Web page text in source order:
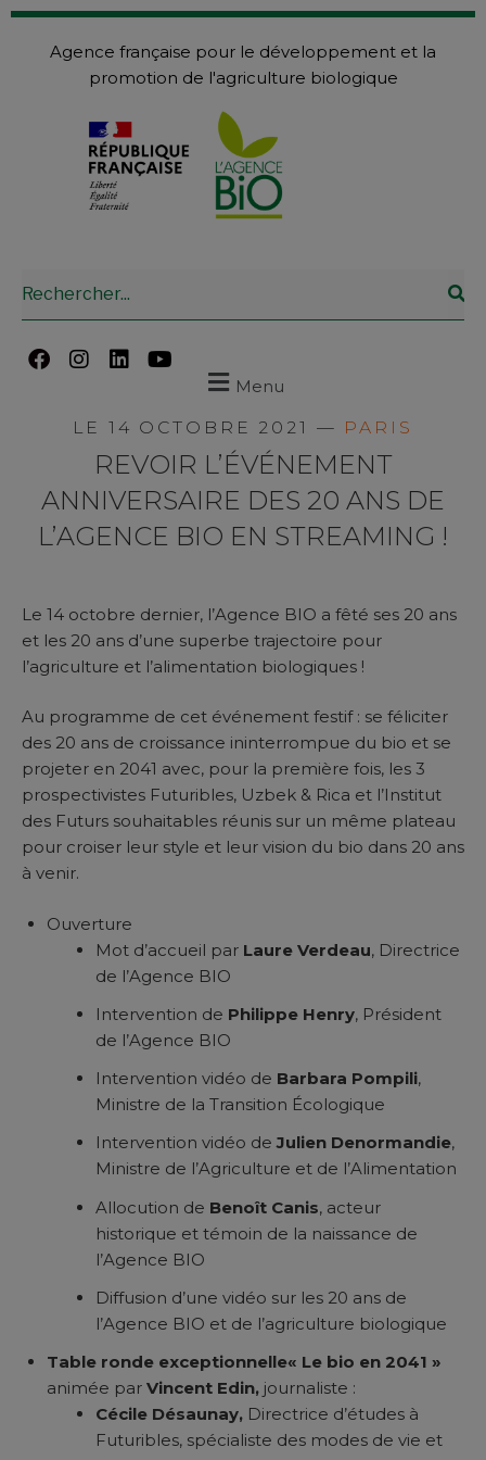
Agence française pour le développement et la
promotion de l'agriculture biologique
Menu
LE 14 OCTOBRE 2021 — PARIS
REVOIR L’ÉVÉNEMENT
ANNIVERSAIRE DES 20 ANS DE
L’AGENCE BIO EN STREAMING !
Le 14 octobre dernier, l’Agence BIO a fêté ses 20 ans
et les 20 ans d’une superbe trajectoire pour
l’agriculture et l’alimentation biologiques !
Au programme de cet événement festif : se féliciter
des 20 ans de croissance ininterrompue du bio et se
projeter en 2041 avec, pour la première fois, les 3
prospectivistes Futuribles, Uzbek & Rica et l’Institut
des Futurs souhaitables réunis sur un même plateau
pour croiser leur style et leur vision du bio dans 20 ans
à venir.
Ouverture
Mot d’accueil par Laure Verdeau, Directrice
de l’Agence BIO
Intervention de Philippe Henry, Président
de l’Agence BIO
Intervention vidéo de Barbara Pompili,
Ministre de la Transition Écologique
Intervention vidéo deJulien Denormandie,
Ministre de l’Agriculture et de l’Alimentation
Allocution de Benoît Canis, acteur
historique et témoin de la naissance de
l’Agence BIO
Diffusion d’une vidéo sur les 20 ans de
l’Agence BIO et de l’agriculture biologique
Table ronde exceptionnelle« Le bio en 2041 »
animée parVincent Edin, journaliste :
Cécile Désaunay,Directrice d’études à
Futuribles, spécialiste des modes de vie et